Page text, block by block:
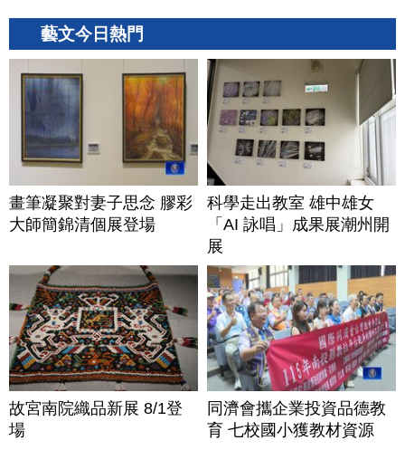
藝文今日熱門
畫筆凝聚對妻子思念 膠彩
大師簡錦清個展登場
科學走出教室 雄中雄女
「AI 詠唱」成果展潮州開
展
故宮南院織品新展 8/1登
場
同濟會攜企業投資品德教
育 七校國小獲教材資源